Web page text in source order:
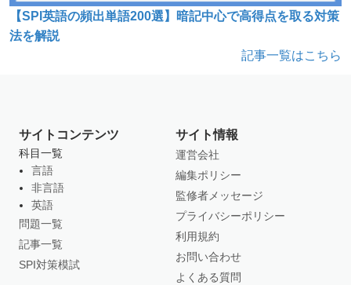
【SPI英語の頻出単語200選】暗記中心で高得点を取る対策
法を解説
記事一覧はこちら
サイトコンテンツ
科目一覧
言語
非言語
英語
問題一覧
記事一覧
SPI対策模試
サイト情報
運営会社
編集ポリシー
監修者メッセージ
プライバシーポリシー
利用規約
お問い合わせ
よくある質問